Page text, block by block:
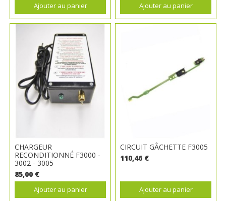
Ajouter au panier Ajouter au panier
CHARGEUR
RECONDITIONNÉ F3000 -
3002 - 3005
85,00 €
Ajouter au panier
CIRCUIT GÂCHETTE F3005
110,46 €
Ajouter au panier